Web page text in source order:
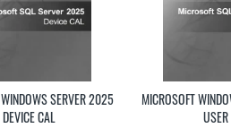
SERVER 2025
DEVICE CAL
MICROSOFT